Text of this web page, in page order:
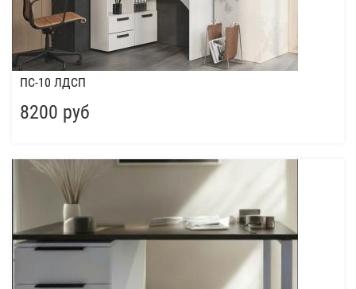
ПС-10 ЛДСП
8200 руб